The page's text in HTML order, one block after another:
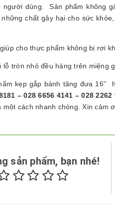
người dùng. Sản phẩm không
chất gây hại cho sức
cho thực phẩm không bị rơi
tròn nhỏ đều hàng trên miệng
kẹp gắp bánh tăng đưa
– 028 6656 4141 – 028 2262
cách nhanh chóng. Xin cảm
sản phẩm, bạn nhé!